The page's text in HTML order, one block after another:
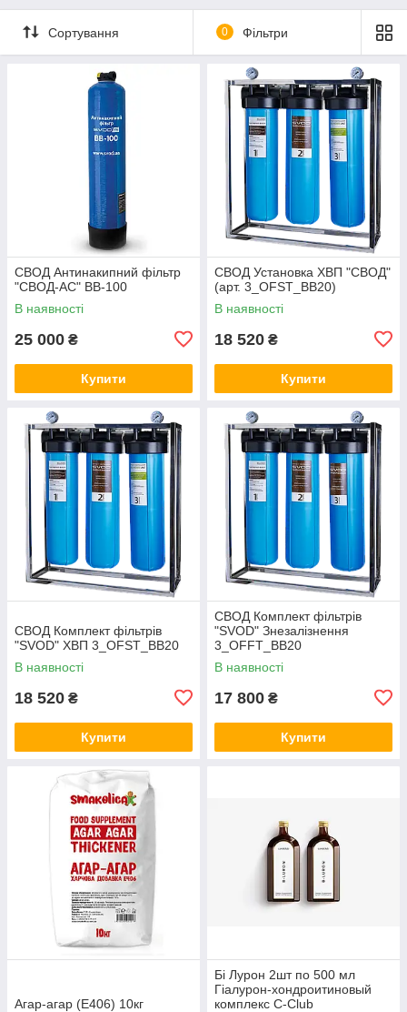
Сортування 0 Фільтри
СВОД Антинакипний фільтр
"СВОД-АС" BB-100
В наявності
25 000 ₴
Купити
СВОД Установка ХВП "СВОД"
(арт. 3_OFST_BB20)
В наявності
18 520 ₴
Купити
СВОД Комплект фільтрів
"SVOD" ХВП 3_OFST_BB20
В наявності
18 520 ₴
Купити
СВОД Комплект фільтрів
"SVOD" Знезалізнення
3_OFFT_BB20
В наявності
17 800 ₴
Купити
Агар-агар (Е406) 10кг
Бі Лурон 2шт по 500 мл
Гіалурон-хондроитиновый
комплекс С-Club